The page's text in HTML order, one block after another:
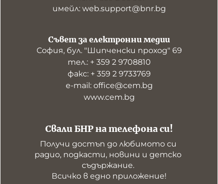
имейл: web.support@bnr.bg
Свали БНР на телефона си!
Получи достъп до любимото си
радио, подкасти, новини и детско
съдържание.
Всичко в едно приложение!
Съвет за електронни медии
София, бул. "Шипченски проход" 69
тел.: + 359 2 9708810
факс: + 359 2 9733769
е-mail: office@cem.bg
www.cem.bg